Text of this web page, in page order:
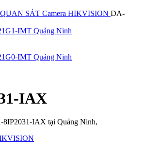
SÁT Camera HIKVISION DA-
IAX
8IP2031-IAX tại Quảng Ninh,